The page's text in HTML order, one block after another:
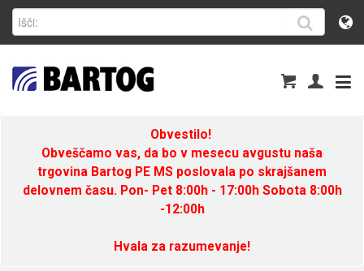
Obvestilo!
Obveščamo vas, da bo v mesecu avgustu naša
trgovina Bartog PE MS poslovala po skrajšanem
delovnem času. Pon- Pet 8:00h - 17:00h Sobota 8:00h
-12:00h
Hvala za razumevanje!